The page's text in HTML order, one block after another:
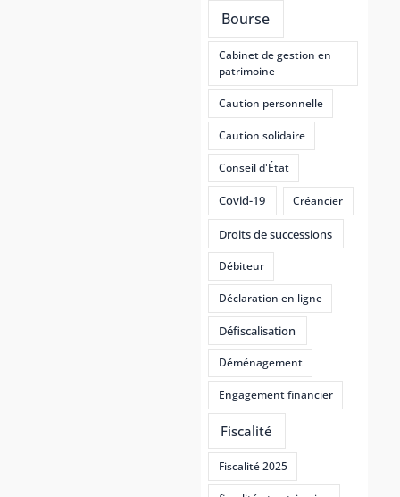
Bourse
Cabinet de gestion en
patrimoine
Caution personnelle
Caution solidaire
Conseil d'État
Covid-19 Créancier
Droits de successions
Débiteur
Déclaration en ligne
Défiscalisation
Déménagement
Engagement financier
Fiscalité
Fiscalité 2025